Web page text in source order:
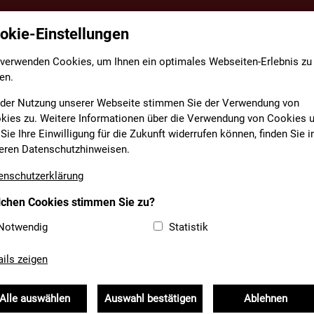
FACHBEREICHE
VERMITTLUNG IM
Weitere Einrichtungen, Organisationen und Verbände
Feuerwehrmuseen in
Vertreter von 30 Feuerwehrmuseen aus der ganzen
Einstellungen
Cookies, um Ihnen ein optimales Webseiten-Erlebnis zu
Nutzung unserer Webseite stimmen Sie der Verwendung von
zu. Weitere Informationen über die Verwendung von Cookies
Ihre Einwilligung für die Zukunft widerrufen können, finden Sie
Datenschutzhinweisen.
Cookies stimmen Sie zu?
Statistik
zeigen
Alle auswählen Auswahl bestätigen Ablehnen